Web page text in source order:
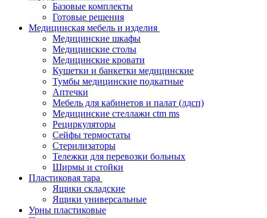
Базовые комплекты
Готовые решения
Медицинская мебель и изделия
Медицинские шкафы
Медицинские столы
Медицинские кровати
Кушетки и банкетки медицинские
Тумбы медицинские подкатные
Аптечки
Мебель для кабинетов и палат (лдсп)
Медицинские стеллажи ctm ms
Рециркуляторы
Сейфы термостаты
Стерилизаторы
Тележки для перевозки больных
Ширмы и стойки
Пластиковая тара
Ящики складские
Ящики универсальные
Урны пластиковые